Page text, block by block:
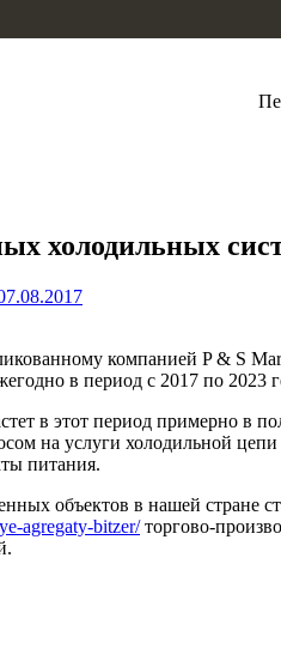
холодильных
компанией P & S
в период с 2017 по 2023
в этот период примерно в
на услуги холодильной
питания.
объектов в нашей стране
agregaty-bitzer/торгово-